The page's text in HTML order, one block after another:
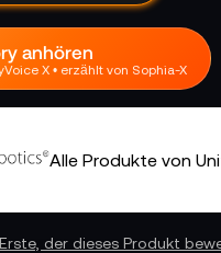
anhören
X • erzählt von Sophia-X
Alle Produkte von
der dieses Produkt